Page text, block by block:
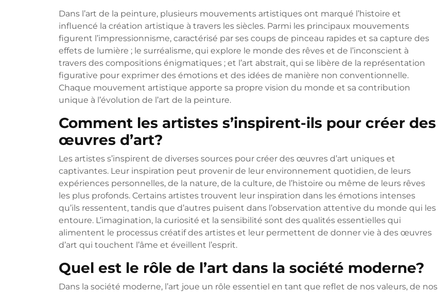
Dans l’art de la peinture, plusieurs mouvements artistiques ont marqué l’histoire et
influencé la création artistique à travers les siècles. Parmi les principaux mouvements
figurent l’impressionnisme, caractérisé par ses coups de pinceau rapides et sa capture des
effets de lumière ; le surréalisme, qui explore le monde des rêves et de l’inconscient à
travers des compositions énigmatiques ; et l’art abstrait, qui se libère de la représentation
figurative pour exprimer des émotions et des idées de manière non conventionnelle.
Chaque mouvement artistique apporte sa propre vision du monde et sa contribution
unique à l’évolution de l’art de la peinture.
Comment les artistes s’inspirent-ils pour créer des
œuvres d’art?
Les artistes s’inspirent de diverses sources pour créer des œuvres d’art uniques et
captivantes. Leur inspiration peut provenir de leur environnement quotidien, de leurs
expériences personnelles, de la nature, de la culture, de l’histoire ou même de leurs rêves
les plus profonds. Certains artistes trouvent leur inspiration dans les émotions intenses
qu’ils ressentent, tandis que d’autres puisent dans l’observation attentive du monde qui les
entoure. L’imagination, la curiosité et la sensibilité sont des qualités essentielles qui
alimentent le processus créatif des artistes et leur permettent de donner vie à des œuvres
d’art qui touchent l’âme et éveillent l’esprit.
Quel est le rôle de l’art dans la société moderne?
Dans la société moderne, l’art joue un rôle essentiel en tant que reflet de nos valeurs, de nos